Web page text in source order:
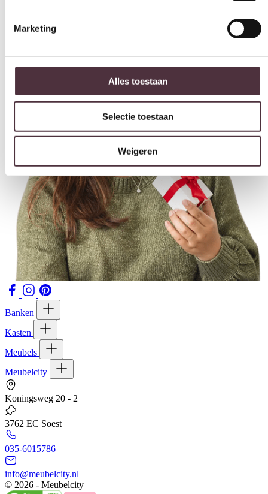
Weigeren
Banken
Kasten
Meubels
Meubelcity
Koningsweg 20 - 2
3762 EC Soest
035-6015786
info@meubelcity.nl
© 2026 - Meubelcity